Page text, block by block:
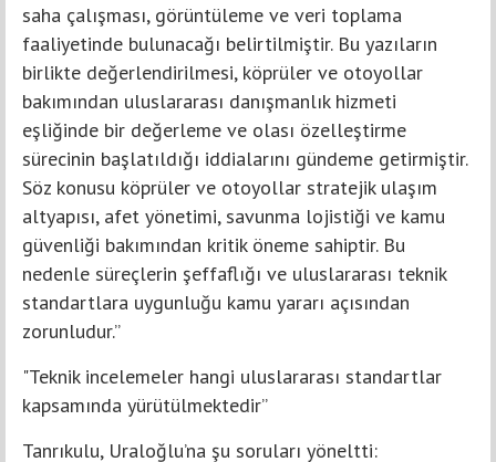
saha çalışması, görüntüleme ve veri toplama
faaliyetinde bulunacağı belirtilmiştir. Bu yazıların
birlikte değerlendirilmesi, köprüler ve otoyollar
bakımından uluslararası danışmanlık hizmeti
eşliğinde bir değerleme ve olası özelleştirme
sürecinin başlatıldığı iddialarını gündeme getirmiştir.
Söz konusu köprüler ve otoyollar stratejik ulaşım
altyapısı, afet yönetimi, savunma lojistiği ve kamu
güvenliği bakımından kritik öneme sahiptir. Bu
nedenle süreçlerin şeffaflığı ve uluslararası teknik
standartlara uygunluğu kamu yararı açısından
zorunludur.”
"Teknik incelemeler hangi uluslararası standartlar
kapsamında yürütülmektedir”
Tanrıkulu, Uraloğlu’na şu soruları yöneltti: